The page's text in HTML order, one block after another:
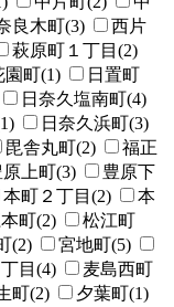
良木町(3)
西片
萩原町１丁目(2)
園町(1)
日置町
日奈久塩南町(4)
日奈久浜町(3)
毘舎丸町(2)
福正
原上町(3)
豊原下
本町２丁目(2)
本
町(2)
松江町
(2)
宮地町(5)
目(4)
麦島西町
町(2)
夕葉町(1)